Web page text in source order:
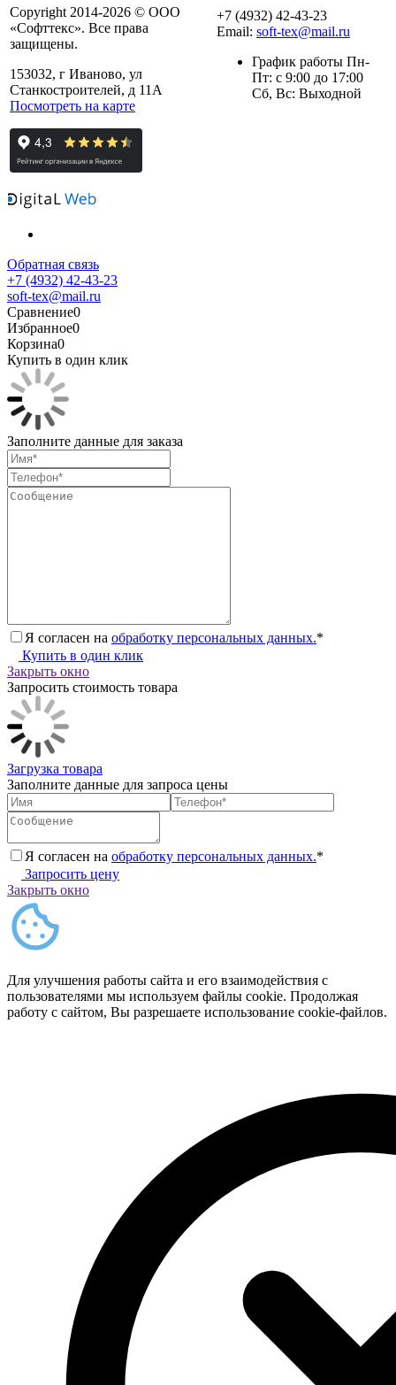
Copyright 2014-2026 © ООО
«Софттекс». Все права
защищены.
153032, г Иваново, ул
Станкостроителей, д 11А
Посмотреть на карте
+7 (4932) 42-43-23
Email: soft-tex@mail.ru
График работы Пн-
Пт: с 9:00 до 17:00
Сб, Вс: Выходной
Обратная связь
+7 (4932) 42-43-23
soft-tex@mail.ru
Сравнение0
Избранное0
Корзина0
Купить в один клик
Заполните данные для заказа
Я согласен на обработку персональных данных.*
Купить в один клик
Закрыть окно
Запросить стоимость товара
Загрузка товара
Заполните данные для запроса цены
Я согласен на обработку персональных данных.*
Запросить цену
Закрыть окно
Для улучшения работы сайта и его взаимодействия с
пользователями мы используем файлы cookie. Продолжая
работу с сайтом, Вы разрешаете использование cookie-файлов.